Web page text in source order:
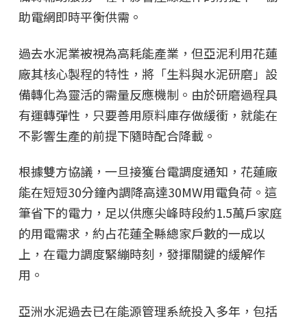
助電網即時平衡供需。
過去水泥業被視為高耗能產業，但亞泥利用花蓮
廠其核心製程的特性，將「生料與水泥研磨」設
備轉化為靈活的需量反應機制。由於研磨過程具
有運轉彈性，只要善用原料庫存做緩衝，就能在
不影響生產的前提下隨時配合降載。
根據雙方協議，一旦接獲台電調度通知，花蓮廠
能在短短30分鐘內調降高達30MW用電負荷。這
筆省下的電力，足以供應尖峰時段約1.5萬戶家庭
的用電需求，約占花蓮全縣總家戶數的一成以
上，在電力調度緊繃時刻，發揮關鍵的緩解作
用。
亞洲水泥過去已在能源管理系統投入多年，包括